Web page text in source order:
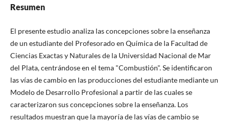
Resumen
El presente estudio analiza las concepciones sobre la enseñanza
de un estudiante del Profesorado en Química de la Facultad de
Ciencias Exactas y Naturales de la Universidad Nacional de Mar
del Plata, centrándose en el tema "Combustión". Se identificaron
las vías de cambio en las producciones del estudiante mediante un
Modelo de Desarrollo Profesional a partir de las cuales se
caracterizaron sus concepciones sobre la enseñanza. Los
resultados muestran que la mayoría de las vías de cambio se